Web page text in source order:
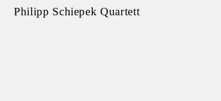
Philipp Schiepek Quartett